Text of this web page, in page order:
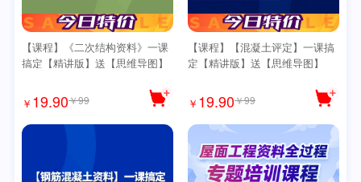
【课程】《二次结构资料》一课
搞定【精讲版】送【思维导图】
￥ 19.90￥99
【课程】【混凝土评定】一课搞
定【精讲版】送【思维导图】
￥ 19.90￥99